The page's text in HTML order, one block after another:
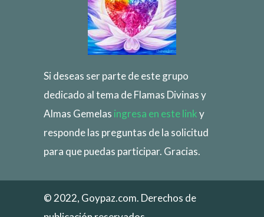
Si deseas ser parte de este grupo
dedicado al tema de Flamas Divinas y
Almas Gemelas ingresa en este linky
responde las preguntas de la solicitud
para que puedas participar. Gracias.
© 2022, Goypaz.com. Derechos de